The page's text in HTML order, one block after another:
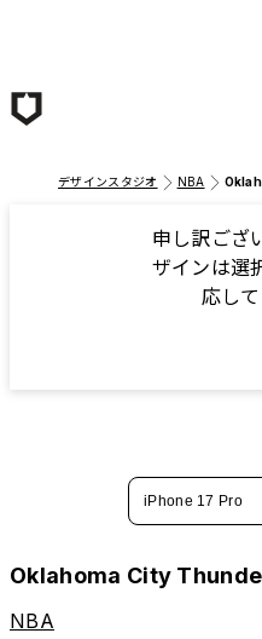
デザインスタジオ NBA
申し訳ござ
ザインは選
応して
iPhone 17 Pro
Oklahoma City
NBA